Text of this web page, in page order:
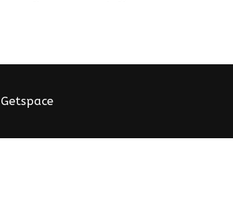
Getspace